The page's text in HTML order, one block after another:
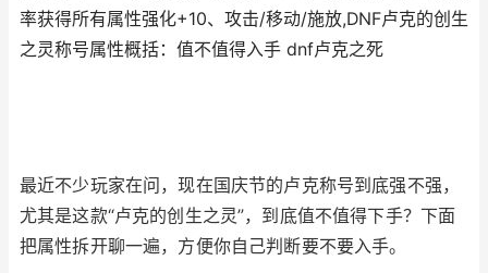
率获得所有属性强化+10、攻击/移动/施放,DNF卢克的创生
之灵称号属性概括：值不值得入手 dnf卢克之死
最近不少玩家在问，现在国庆节的卢克称号到底强不强，
尤其是这款“卢克的创生之灵”，到底值不值得下手？下面
把属性拆开聊一遍，方便你自己判断要不要入手。